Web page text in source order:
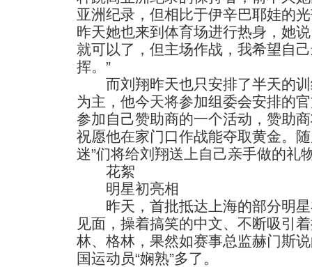
亚洲纪录，但相比于伊辛巴耶娃的
昨天她也来到体育场进行热身，她
就可以了，但主场作战，我希望自
挥。”
而刘翔昨天也只安排了半天的训
为主，他今天将参加组委会安排的
参加自己赞助商的一个活动，赞助
祝愿他在家门口作战能夺取黄金。
迷”们将给刘翔送上自己亲手做的礼
花絮
明星初亮相
昨天，首批抵达上海的部分明星
见面，操着搞笑的中文、不断吸引
林、格林，果然如赛事总监赫门斯
国运动员“娴熟”多了。